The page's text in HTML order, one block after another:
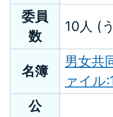
委員
数
10人 (
名簿
男女共
ァイル
公